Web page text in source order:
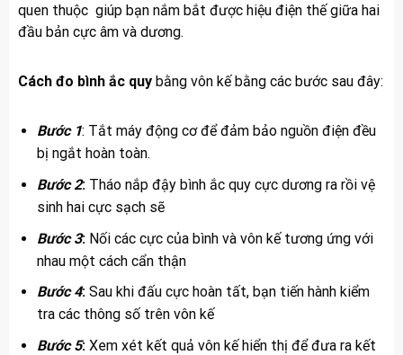
quen thuộc giúp bạn nắm bắt được hiệu điện thế giữa hai
đầu bản cực âm và dương.
Cách đo bình ắc quybằng vôn kế bằng các bước sau đây:
Bước 1: Tắt máy động cơ để đảm bảo nguồn điện đều
bị ngắt hoàn toàn.
Bước 2:Tháo nắp đậy bình ắc quy cực dương ra rồi vệ
sinh hai cực sạch sẽ
Bước 3:Nối các cực của bình và vôn kế tương ứng với
nhau một cách cẩn thận
Bước 4:Sau khi đấu cực hoàn tất, bạn tiến hành kiểm
tra các thông số trên vôn kế
Bước 5:Xem xét kết quả vôn kế hiển thị để đưa ra kết